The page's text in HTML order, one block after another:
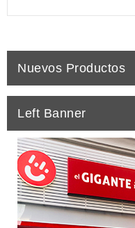
Nuevos Productos
Left Banner